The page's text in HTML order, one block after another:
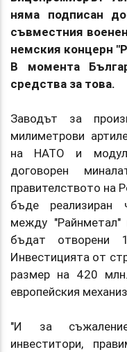
няма подписан
съвместния
немския концерн
В момента
средства за това.
Заводът за
милиметрови
на НАТО и
договорен
правителството на
бъде реализиран
между
бъдат отворени
Инвестицията от
размер на 420
европейския
"И за
инвеститори,